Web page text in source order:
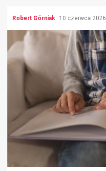
Robert Górniak 10 czerwca 2026